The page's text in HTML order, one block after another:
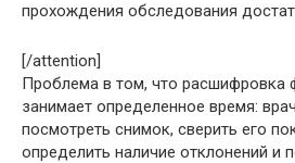
прохождения обследования
[/attention]
Проблема в том, что
занимает определенное время:
посмотреть снимок, сверить его
определить наличие отклонений и